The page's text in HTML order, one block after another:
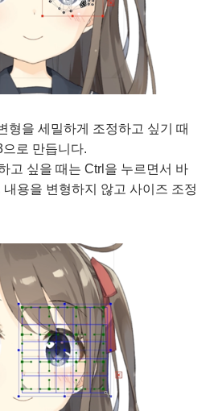
형을 세밀하게 조정하고 싶기 때
로 만듭니다.
고 싶을 때는 Ctrl을 누르면서 바
용을 변형하지 않고 사이즈 조정